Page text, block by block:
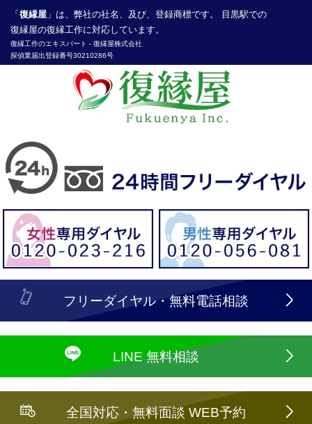
「 復縁屋 」は、弊社の社名、及び、登録商標です。 目黒駅での
復縁屋の復縁工作に対応しています。
復縁工作のエキスパート - 復縁屋株式会社
探偵業届出登録番号30210286号
フリーダイヤル・無料電話相談
LINE 無料相談
全国対応・無料面談 WEB予約